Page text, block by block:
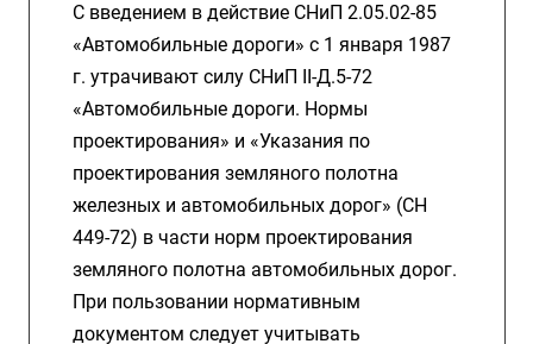
С введением в действие СНиП 2.05.02-85
«Автомобильные дороги» с 1 января 1987
г. утрачивают силу СНиП II-Д.5-72
«Автомобильные дороги. Нормы
проектирования» и «Указания по
проектирования земляного полотна
железных и автомобильных дорог» (СН
449-72) в части норм проектирования
земляного полотна автомобильных дорог.
При пользовании нормативным
документом следует учитывать